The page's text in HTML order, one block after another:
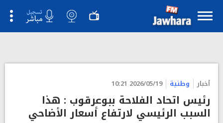
أخبار وطنية 2026/05/19 10:21
رئيس اتحاد الفلاحة ببوعرقوب : هذا
السبب الرئيسي لارتفاع أسعار الأضاحي